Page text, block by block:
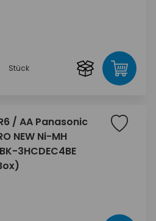
Stück
/ AA Panasonic
NEW Ni-MH
3HCDEC4BE